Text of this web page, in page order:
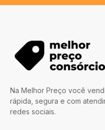
Na Melhor Preço você
rápida, segura e com
redes sociais.